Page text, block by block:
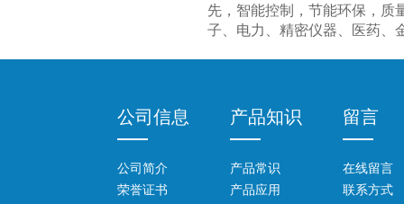
先，智能控制，节能环保，质
子、电力、精密仪器、医药、
公司信息
公司简介
荣誉证书
产品知识
产品常识
产品应用
留言
在线留言
联系方式